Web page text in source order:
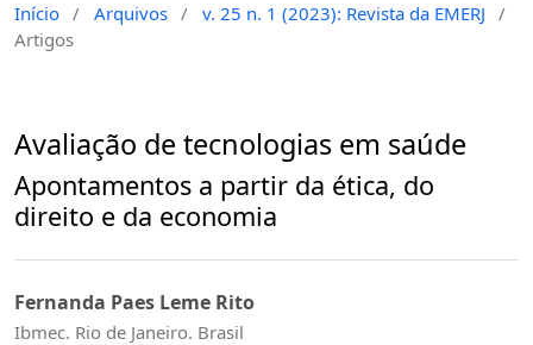
Início / Arquivos / v. 25 n. 1 (2023): Revista da EMERJ
/
Artigos
Avaliação de tecnologias em saúde
Apontamentos a partir da ética, do
direito e da economia
Fernanda Paes Leme Rito
Ibmec. Rio de Janeiro. Brasil